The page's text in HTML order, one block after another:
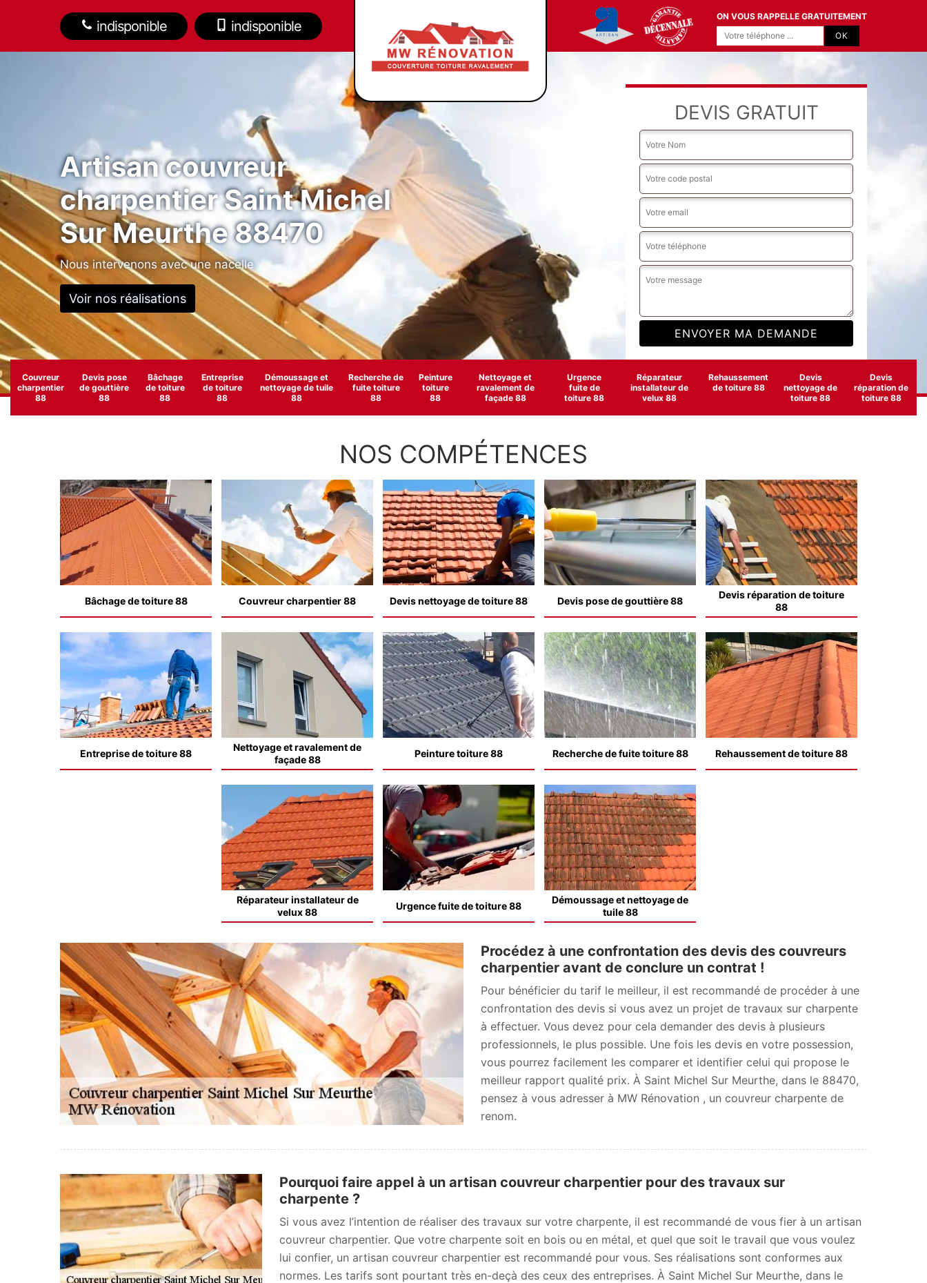
indisponible indisponible
ON VOUS RAPPELLE GRATUITEMENT
Artisan couvreur
charpentier Saint Michel
Sur Meurthe 88470
Nous intervenons avec une nacelle
Voir nos réalisations
DEVIS GRATUIT
Couvreur
charpentier
88
Devis pose
de gouttière
88
Bâchage
de toiture
88
Entreprise
de toiture
88
Démoussage et
nettoyage de tuile
88
Recherche de
fuite toiture
88
Peinture
toiture
88
Nettoyage et
ravalement de
façade 88
Urgence
fuite de
toiture 88
Réparateur
installateur de
velux 88
Rehaussement
de toiture 88
Devis
nettoyage de
toiture 88
Devis
réparation de
toiture 88
NOS COMPÉTENCES
Bâchage de toiture 88 Couvreur charpentier 88 Devis nettoyage de toiture 88 Devis pose de gouttière 88
Devis réparation de toiture
88
Entreprise de toiture 88
Nettoyage et ravalement de
façade 88
Peinture toiture 88 Recherche de fuite toiture 88 Rehaussement de toiture 88
Réparateur installateur de
velux 88
Urgence fuite de toiture 88
Démoussage et nettoyage de
tuile 88
Procédez à une confrontation des devis des couvreurs
charpentier avant de conclure un contrat !
Pour bénéficier du tarif le meilleur, il est recommandé de procéder à une
confrontation des devis si vous avez un projet de travaux sur charpente
à effectuer. Vous devez pour cela demander des devis à plusieurs
professionnels, le plus possible. Une fois les devis en votre possession,
vous pourrez facilement les comparer et identifier celui qui propose le
meilleur rapport qualité prix. À Saint Michel Sur Meurthe, dans le 88470,
pensez à vous adresser à MW Rénovation , un couvreur charpente de
renom.
Pourquoi faire appel à un artisan couvreur charpentier pour des travaux sur
charpente ?
Si vous avez l’intention de réaliser des travaux sur votre charpente, il est recommandé de vous fier à un artisan
couvreur charpentier. Que votre charpente soit en bois ou en métal, et quel que soit le travail que vous voulez
lui confier, un artisan couvreur charpentier est recommandé pour vous. Ses réalisations sont conformes aux
normes. Les tarifs sont pourtant très en-deçà des ceux des entreprises. À Saint Michel Sur Meurthe, dans le